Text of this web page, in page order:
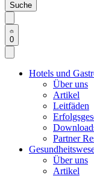
Suche
0
Hotels und
Über uns
Artikel
Leitfäden
Partner
Über uns
Artikel